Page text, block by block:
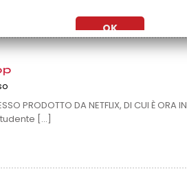
PRODOTTO DA NETFLIX, DI CUI È ORA IN
[...]